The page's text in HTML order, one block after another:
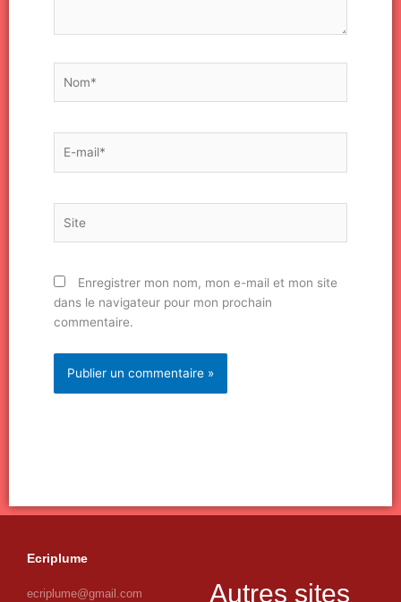
mail*
Enregistrer mon nom, mon e-mail et mon site
dans le navigateur pour mon prochain
commentaire.
Ecriplume
ecriplume@gmail.com Autres sites